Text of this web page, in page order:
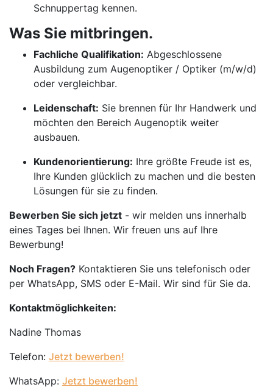
Schnuppertag kennen.
Was Sie mitbringen.
Fachliche Qualifikation: Abgeschlossene
Ausbildung zum Augenoptiker / Optiker (m/w/d)
oder vergleichbar.
Leidenschaft: Sie brennen für Ihr Handwerk und
möchten den Bereich Augenoptik weiter
ausbauen.
Kundenorientierung: Ihre größte Freude ist es,
Ihre Kunden glücklich zu machen und die besten
Lösungen für sie zu finden.
Bewerben Sie sich jetzt - wir melden uns innerhalb
eines Tages bei Ihnen. Wir freuen uns auf Ihre
Bewerbung!
Noch Fragen? Kontaktieren Sie uns telefonisch oder
per WhatsApp, SMS oder E-Mail. Wir sind für Sie da.
Kontaktmöglichkeiten:
Nadine Thomas
Telefon: Jetzt bewerben!
WhatsApp: Jetzt bewerben!